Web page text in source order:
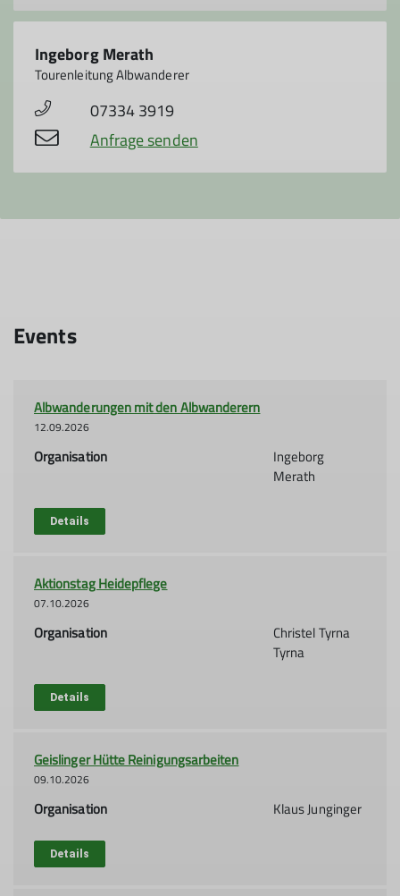
Ingeborg Merath
Tourenleitung Albwanderer
07334 3919
Anfrage senden
Events
Albwanderungen mit den Albwanderern
12.09.2026
Organisation
Ingeborg
Merath
Details
Aktionstag Heidepflege
07.10.2026
Organisation
Christel Tyrna
Tyrna
Details
Geislinger Hütte Reinigungsarbeiten
09.10.2026
Organisation Klaus Junginger
Details